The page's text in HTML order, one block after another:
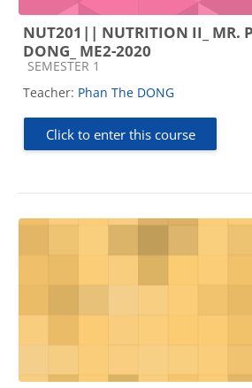
NUT201|| NUTRITION II_ MR.
DONG_ ME2-2020
Course category
SEMESTER 1
Teacher: Phan The DONG
Click to enter this course